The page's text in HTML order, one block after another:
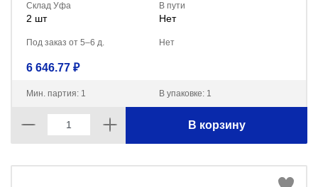
Склад Уфа
2 шт
В пути
Нет
Под заказ от 5–6 д. Нет
6 646.77 ₽
Мин. партия: 1 В упаковке: 1
В корзину